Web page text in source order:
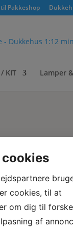
til Pakkeshop
KIT Lamper
cookies, til at
om dig til
af